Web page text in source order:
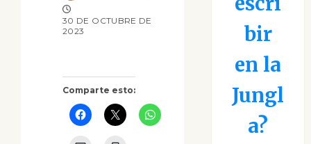
Comparte esto:
30 DE OCTUBRE DE
2023
bir
en la
Jungl
a?